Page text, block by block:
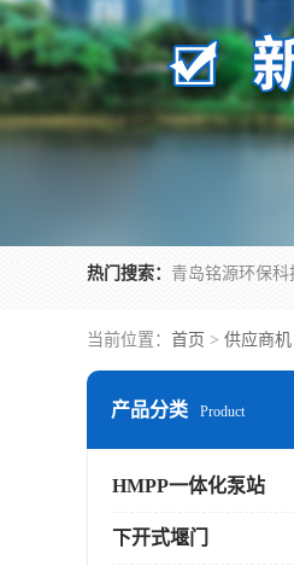
热门搜索：
当前位置： 首页 > 供应商机
产品分类 Product
HMPP一体化泵站
下开式堰门